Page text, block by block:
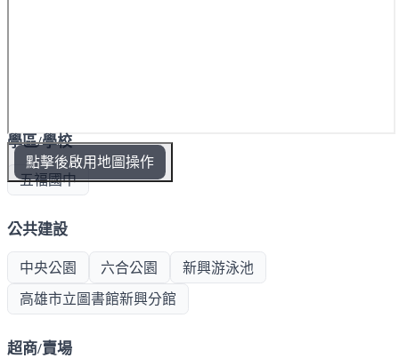
點擊後啟用地圖操作
學區/學校
五福國中
公共建設
中央公園 六合公園 新興游泳池
高雄市立圖書館新興分館
超商/賣場